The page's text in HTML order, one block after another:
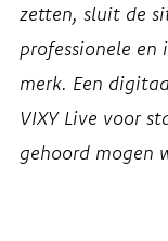
zetten, sluit de
professionele
merk. Een
VIXY Live voor
gehoord mogen